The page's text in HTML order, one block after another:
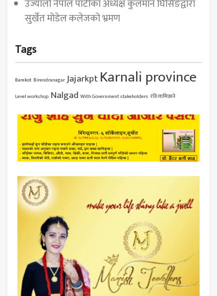
उज्यालो नेपाल पार्टीका अध्यक्ष कुलमान घिसिङद्वारा
सुर्खेत मोडेल कलेजको भ्रमण
Tags
Barekot Birendranagar JajarkptKarnali province
Level workshop Nalgad With Government stakeholders रवि लामिछाने